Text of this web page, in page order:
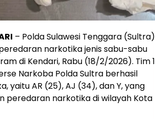
– Polda Sulawesi Tenggara (Sultra)
narkotika jenis sabu-sabu
di Kendari, Rabu (18/2/2026). Tim 1
Narkoba Polda Sultra berhasil
yaitu AR (25), AJ (34), dan Y, yang
peredaran narkotika di wilayah Kota